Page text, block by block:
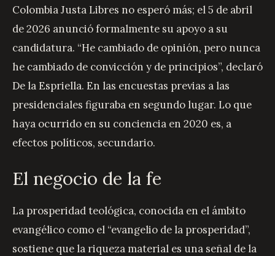
Colombia Justa Libres no esperó más; el 5 de abril
de 2026 anunció formalmente su apoyo a su
candidatura. “He cambiado de opinión, pero nunca
he cambiado de convicción y de principios”, declaró
De la Espriella. En las encuestas previas a las
presidenciales figuraba en segundo lugar. Lo que
haya ocurrido en su conciencia en 2020 es, a
efectos políticos, secundario.
El negocio de la fe
La prosperidad teológica, conocida en el ámbito
evangélico como el “evangelio de la prosperidad”,
sostiene que la riqueza material es una señal de la